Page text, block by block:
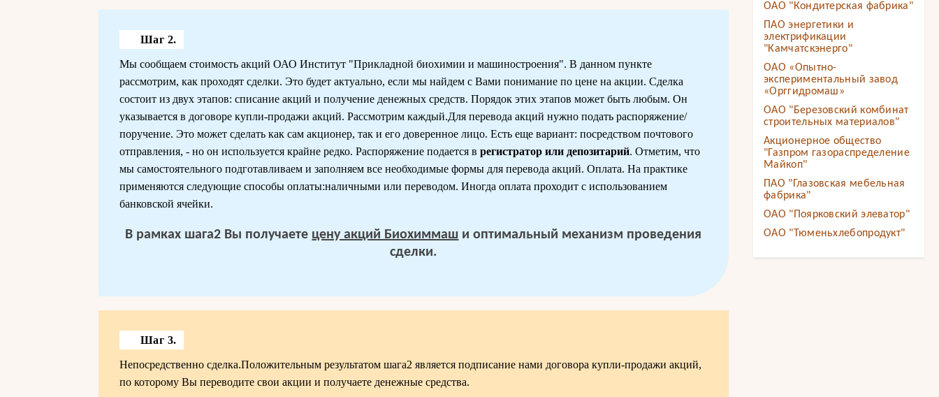
Шаг 2.
Мы сообщаем стоимость акций ОАО Институт "Прикладной биохимии и машиностроения". В данном пункте
рассмотрим, как проходят сделки. Это будет актуально, если мы найдем с Вами понимание по цене на акции. Сделка
состоит из двух этапов: списание акций и получение денежных средств. Порядок этих этапов может быть любым. Он
указывается в договоре купли-продажи акций. Рассмотрим каждый.Для перевода акций нужно подать распоряжение/
поручение. Это может сделать как сам акционер, так и его доверенное лицо. Есть еще вариант: посредством почтового
отправления, - но он используется крайне редко. Распоряжение подается в регистратор или депозитарий. Отметим, что
мы самостоятельного подготавливаем и заполняем все необходимые формы для перевода акций. Оплата. На практике
применяются следующие способы оплаты:наличными или переводом. Иногда оплата проходит с использованием
банковской ячейки.
В рамках шага2 Вы получаете цену акций Биохиммаш и оптимальный механизм проведения
сделки.
Шаг 3.
Непосредственно сделка.Положительным результатом шага2 является подписание нами договора купли-продажи акций,
по которому Вы переводите свои акции и получаете денежные средства.
ОАО "Кондитерская фабрика"
ПАО энергетики и
электрификации
"Камчатскэнерго"
ОАО «Опытно-
экспериментальный завод
«Орггидромаш»
ОАО "Березовский комбинат
строительных материалов"
Акционерное общество
"Газпром газораспределение
Майкоп"
ПАО "Глазовская мебельная
фабрика"
ОАО "Поярковский элеватор"
ОАО "Тюменьхлебопродукт"